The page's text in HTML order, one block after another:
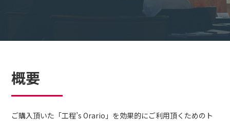
概要
ご購入頂いた「工程’s Orario」を効果的にご利用頂くためのト